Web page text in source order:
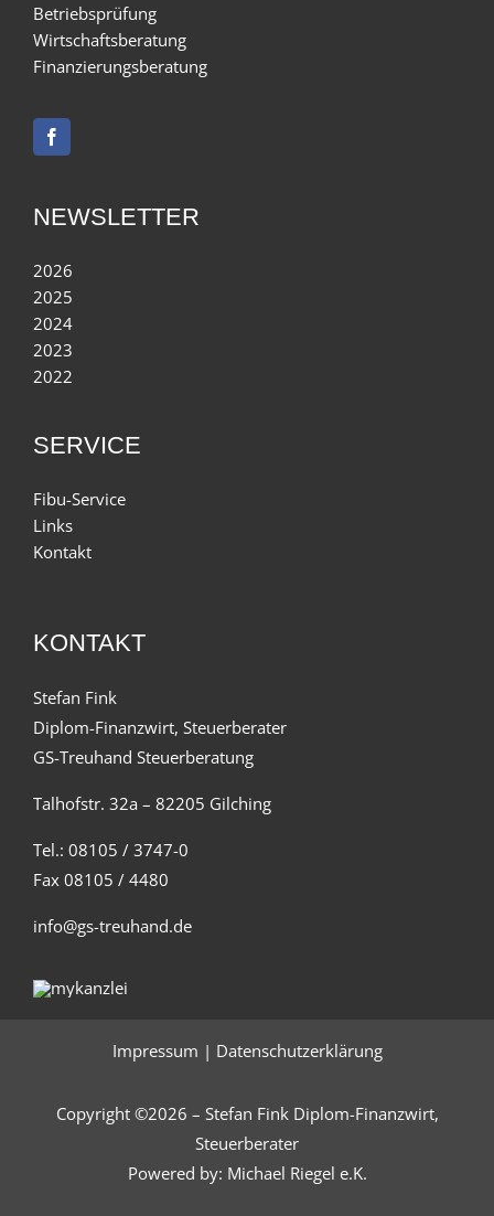
Betriebsprüfung
Wirtschaftsberatung
Finanzierungsberatung
NEWSLETTER
2026
2025
2024
2023
2022
SERVICE
Fibu-Service
Links
Kontakt
KONTAKT
Stefan Fink
Diplom-Finanzwirt, Steuerberater
GS-Treuhand Steuerberatung
Talhofstr. 32a – 82205 Gilching
Tel.: 08105 / 3747-0
Fax 08105 / 4480
info@gs-treuhand.de
Impressum | Datenschutzerklärung
Copyright ©2026 – Stefan Fink Diplom-Finanzwirt,
Steuerberater
Powered by: Michael Riegel e.K.